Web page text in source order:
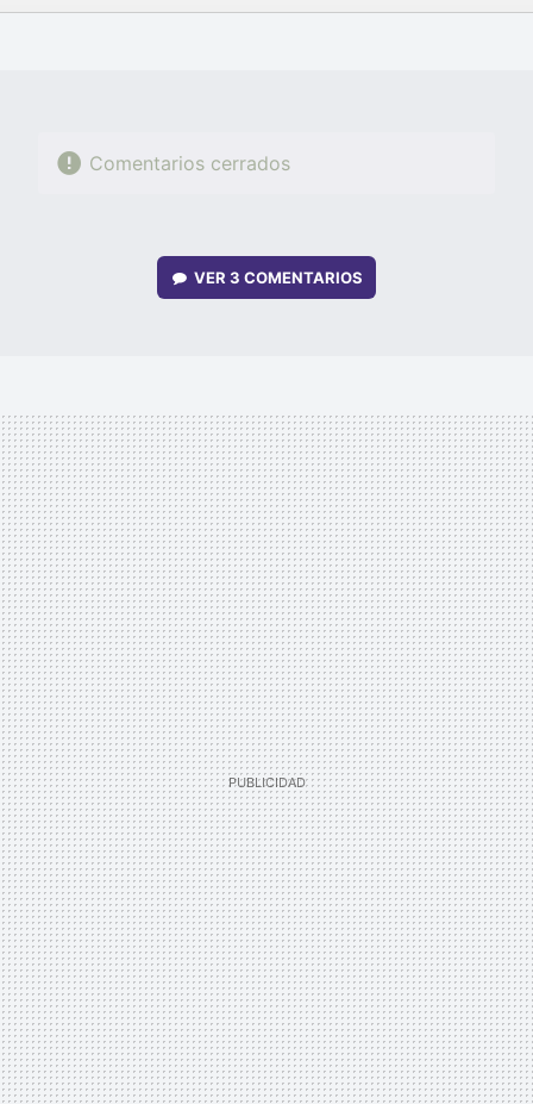
FACEBOOK
TWITTERFLIPBOARD
E-
WHATSAPP
Comentarios cerrados
VER 3 COMENTARIOS